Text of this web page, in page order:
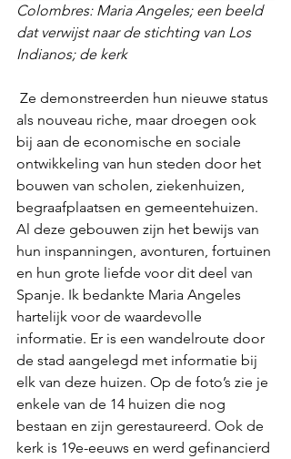
Colombres: Maria Angeles; een beeld
dat verwijst naar de stichting van Los
Indianos; de kerk
als nouveau riche, maar droegen ook
bij aan de economische en sociale
ontwikkeling van hun steden door het
bouwen van scholen, ziekenhuizen,
begraafplaatsen en gemeentehuizen.
Al deze gebouwen zijn het bewijs van
hun inspanningen, avonturen, fortuinen
en hun grote liefde voor dit deel van
Spanje. Ik bedankte Maria Angeles
hartelijk voor de waardevolle
informatie. Er is een wandelroute door
de stad aangelegd met informatie bij
elk van deze huizen. Op de foto’s zie je
enkele van de 14 huizen die nog
bestaan en zijn gerestaureerd. Ook de
kerk is 19e-eeuws en werd gefinancierd